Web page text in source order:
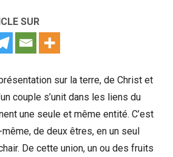
SUR
sur la terre, de Christ et
couple s’unit dans les liens du
une seule et même entité. C’est
même, de deux êtres, en un seul
De cette union, un ou des fruits